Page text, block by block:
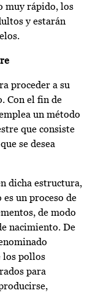
muy rápido, los
y estarán
proceder a su
Con el fin de
un método
que consiste
se desea
dicha estructura,
un proceso de
de modo
nacimiento. De
los pollos
para